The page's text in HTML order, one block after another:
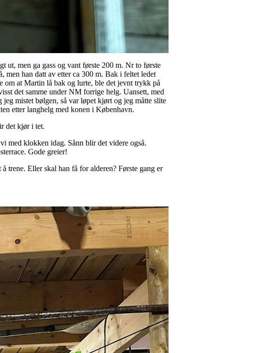
ut, men ga gass og vant første 200 m. Nr to første
men han datt av etter ca 300 m. Bak i feltet ledet
om at Martin lå bak og lurte, ble det jevnt trykk på
det samme under NM forrige helg. Uansett, med
jeg mistet bølgen, så var løpet kjørt og jeg måtte slite
etter langhelg med konen i København.
det kjør i tet.
med klokken idag. Sånn blir det videre også.
Gode greier!
trene. Eller skal han få for alderen? Første gang er